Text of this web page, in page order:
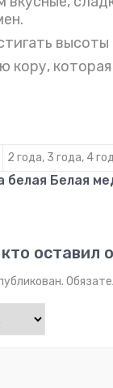
высоты
кору,
2 года, 3 года, 4
Белая
оставил